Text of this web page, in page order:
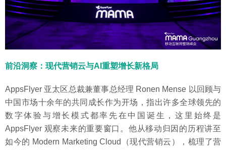
前沿洞察：现代营销云与AI重塑增长新格局
AppsFlyer 亚太区总裁兼董事总经理 Ronen Mense 以回顾与
中国市场十余年的共同成长作为开场，指出许多全球领先的
数字体验与增长模式都率先在中国诞生，这里始终是
AppsFlyer 观察未来的重要窗口。他从移动归因的历程讲至
如今的 Modern Marketing Cloud（现代营销云），梳理了营